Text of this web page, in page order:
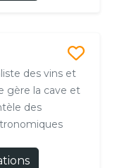
des vins et
gère la cave et
des